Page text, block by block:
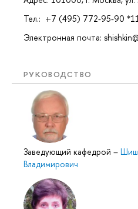
Тел.: +7 (495) 772-95-90
Электронная почта:
РУКОВОДСТВО
Заведующий кафедрой –
Владимирович